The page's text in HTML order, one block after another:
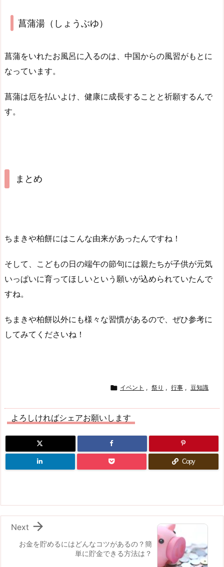
菖蒲湯（しょうぶゆ）
菖蒲をいれたお風呂に入るのは、中国からの風習がもとに
なっています。
菖蒲は厄を払いよけ、健康に成長することと祈願するんで
す。
まとめ
ちまきや柏餅にはこんな由来があったんですね！
そして、こどもの日の端午の節句には親たちが子供が元気
いっぱいに育ってほしいという願いが込められていたんで
すね。
ちまきや柏餅以外にも様々な習慣があるので、ぜひ参考に
してみてくださいね！
 イベント , 祭り , 行事 , 豆知識
よろしければシェアお願いします
Copy
お金を貯めるにはどんなコツがあるの？簡
単に貯金できる方法は？

Next